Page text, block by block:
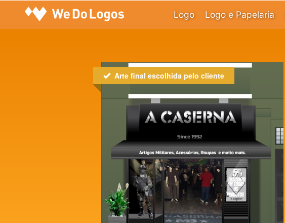
Logo Logo e Papelaria
Arte final escolhida pelo cliente